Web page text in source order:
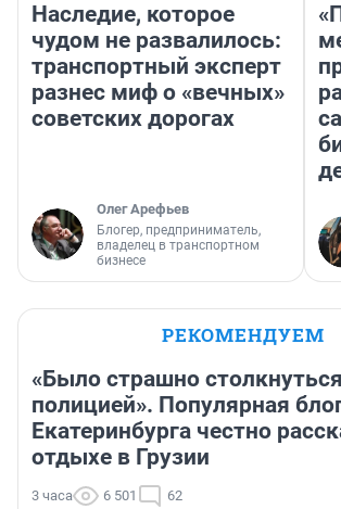
Наследие, которое
чудом не развалилось:
транспортный эксперт
разнес миф о «вечных»
советских дорогах
Олег Арефьев
Блогер, предприниматель,
владелец в транспортном
бизнесе
РЕКОМЕНДУЕМ
«Было страшно
полицией». Популярная
Екатеринбурга честно
отдыхе в Грузии
3 часа 6 501 62